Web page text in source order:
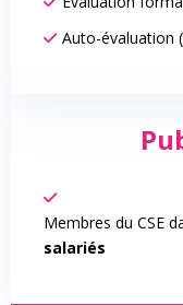
Auto-évaluation
Membres du CSE
salariés